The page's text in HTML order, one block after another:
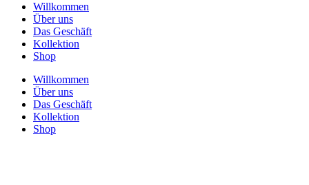
Willkommen
Über uns
Das Geschäft
Kollektion
Shop
Willkommen
Über uns
Das Geschäft
Kollektion
Shop